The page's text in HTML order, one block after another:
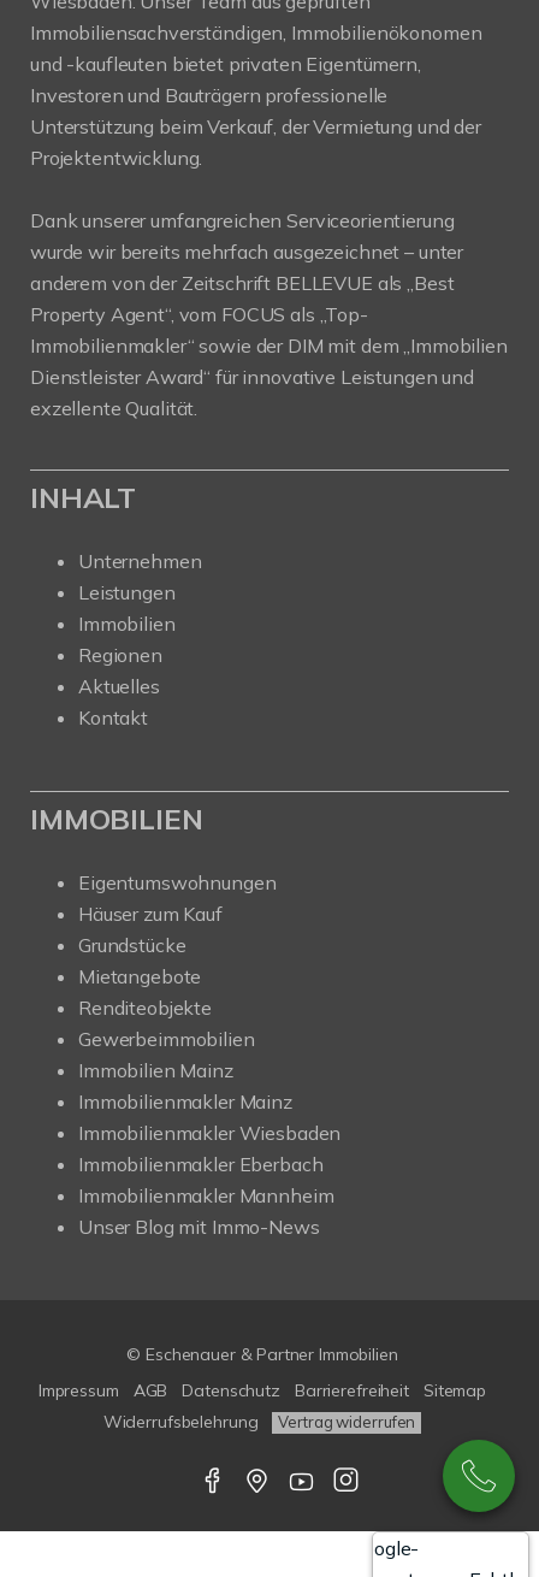
Immobiliensachverständigen, Immobilienökonomen
und -kaufleuten bietet privaten Eigentümern,
Investoren und Bauträgern professionelle
Unterstützung beim Verkauf, der Vermietung und der
Projektentwicklung.
Dank unserer umfangreichen Serviceorientierung
wurde wir bereits mehrfach ausgezeichnet – unter
anderem von der Zeitschrift BELLEVUE als „Best
Property Agent“, vom FOCUS als „Top-
Immobilienmakler“ sowie der DIM mit dem „Immobilien
Dienstleister Award“ für innovative Leistungen und
exzellente Qualität.
INHALT
Unternehmen
Leistungen
Immobilien
Regionen
Aktuelles
Kontakt
IMMOBILIEN
Eigentumswohnungen
Häuser zum Kauf
Grundstücke
Mietangebote
Renditeobjekte
Gewerbeimmobilien
Immobilien Mainz
Immobilienmakler Mainz
Immobilienmakler Wiesbaden
Immobilienmakler Eberbach
Immobilienmakler Mannheim
Unser Blog mit Immo-News
© Eschenauer & Partner Immobilien
Impressum
AGB Datenschutz Barrierefreiheit
Sitemap
Widerrufsbelehrung
Vertrag widerrufen
Google-